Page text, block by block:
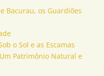
Bacurau, os Guardiões
o Sol e as Escamas
Patrimônio Natural e